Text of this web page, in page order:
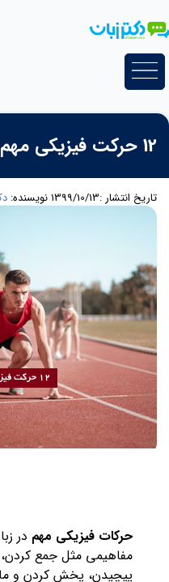
به
12 حرکت فیزیکی مهم در انگلیسی
تاریخ انتشار :1399/10/13 نویسنده:
حرکات فیزیکی مهم در
مفاهیمی مثل جمع
پیچیدن، پخش کردن و